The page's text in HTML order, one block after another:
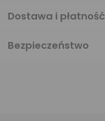
Dostawa i płatność
Bezpieczeństwo